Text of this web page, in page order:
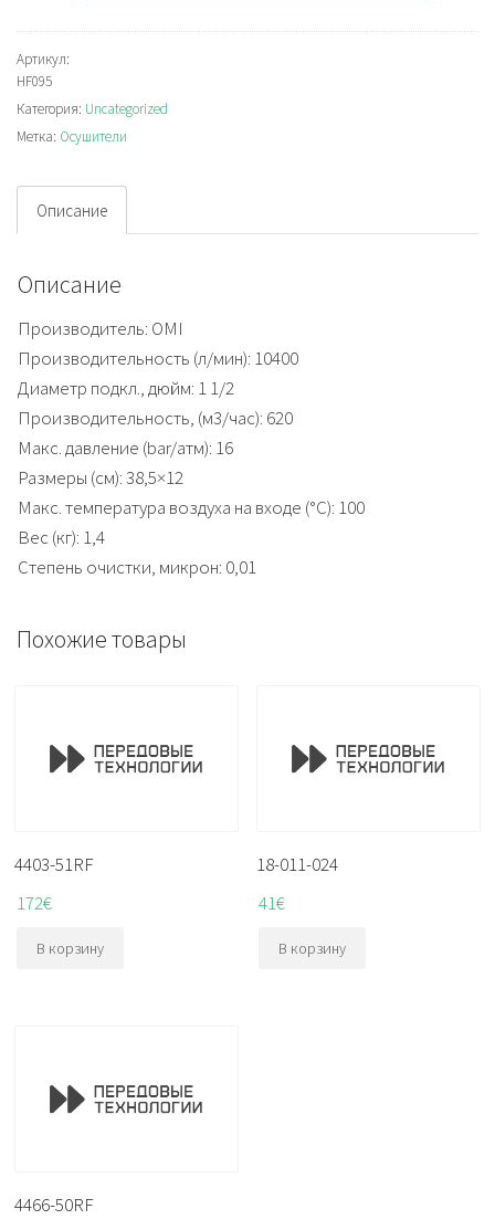
очистки
сжатого
воздуха
HF
Артикул:
HF095
Категория: Uncategorized
Метка: Осушители
Описание
Описание
Производитель: OMI
Производительность (л/мин): 10400
Диаметр подкл., дюйм: 1 1/2
Производительность, (м3/час): 620
Макс. давление (bar/атм): 16
Размеры (см):38,5×12
Макс. температура воздуха на входе (°C): 100
Вес (кг): 1,4
Степень очистки, микрон: 0,01
Похожие товары
4403-51RF
172€
В корзину
18-011-024
41€
В корзину
4466-50RF